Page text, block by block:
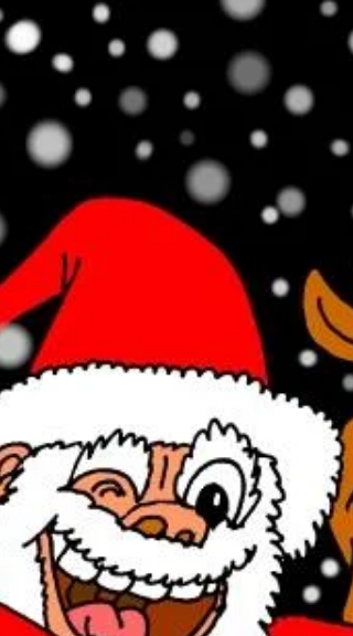
Cosa c'entrano le reference con la legge di
attrazione? Rispettando le idee di ciascuno,
semplicemente raccontarvi una delle mie storie.
Innanzitutto, cosa sono le "reference"? Sono
immagini di riferimento che un artista può
utilizzare per ricavare una sua immagine
(un'opera come un disegno, una pittura, una
scultura, ecc). Lo spiego meglio qui . E,
anche io le uso per realizzare i miei disegni
"artistici", se così si possono definire. E cos'è la
"legge di a